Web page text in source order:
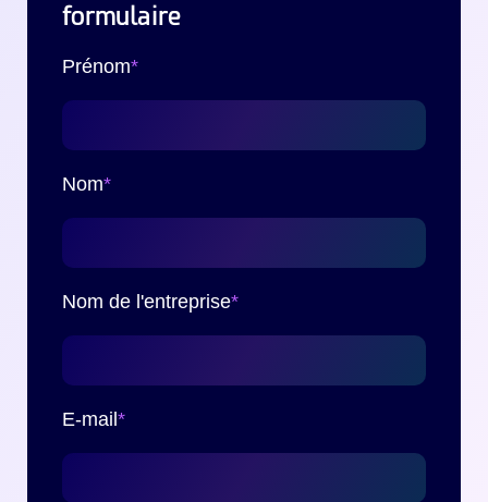
formulaire
Prénom*
Nom*
Nom de l'entreprise*
E-mail *